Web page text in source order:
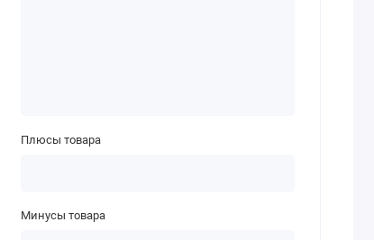
Плюсы товара
Минусы товара